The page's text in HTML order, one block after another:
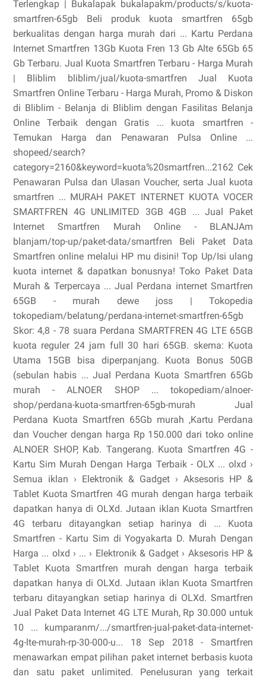
Terlengkap | Bukalapak bukalapakm/products/s/kuota-
smartfren-65gb Beli produk kuota smartfren 65gb
berkualitas dengan harga murah dari ... Kartu Perdana
Internet Smartfren 13Gb Kuota Fren 13 Gb Alte 65Gb 65
Gb Terbaru. Jual Kuota Smartfren Terbaru - Harga Murah
| Bliblim bliblim/jual/kuota-smartfren Jual Kuota
Smartfren Online Terbaru - Harga Murah, Promo & Diskon
di Bliblim - Belanja di Bliblim dengan Fasilitas Belanja
Online Terbaik dengan Gratis ... kuota smartfren -
Temukan Harga dan Penawaran Pulsa Online ...
shopeed/search?
category=2160&keyword=kuota%20smartfren...2162 Cek
Penawaran Pulsa dan Ulasan Voucher, serta Jual kuota
smartfren ... MURAH PAKET INTERNET KUOTA VOCER
SMARTFREN 4G UNLIMITED 3GB 4GB ... Jual Paket
Internet Smartfren Murah Online - BLANJAm
blanjam/top-up/paket-data/smartfren Beli Paket Data
Smartfren online melalui HP mu disini! Top Up/Isi ulang
kuota internet & dapatkan bonusnya! Toko Paket Data
Murah & Terpercaya ... Jual Perdana internet Smartfren
65GB - murah dewe joss | Tokopedia
tokopediam/belatung/perdana-internet-smartfren-65gb
Skor: 4,8 - ‎78 suara Perdana SMARTFREN 4G LTE 65GB
kuota reguler 24 jam full 30 hari 65GB. skema: Kuota
Utama 15GB bisa diperpanjang. Kuota Bonus 50GB
(sebulan habis ... Jual Perdana Kuota Smartfren 65Gb
murah - ALNOER SHOP ... tokopediam/alnoer-
shop/perdana-kuota-smartfren-65gb-murah Jual
Perdana Kuota Smartfren 65Gb murah ,Kartu Perdana
dan Voucher dengan harga Rp 150.000 dari toko online
ALNOER SHOP, Kab. Tangerang. Kuota Smartfren 4G -
Kartu Sim Murah Dengan Harga Terbaik - OLX ... olxd ›
Semua iklan › Elektronik & Gadget › Aksesoris HP &
Tablet Kuota Smartfren 4G murah dengan harga terbaik
dapatkan hanya di OLXd. Jutaan iklan Kuota Smartfren
4G terbaru ditayangkan setiap harinya di ... Kuota
Smartfren - Kartu Sim di Yogyakarta D. Murah Dengan
Harga ... olxd › ... › Elektronik & Gadget › Aksesoris HP &
Tablet Kuota Smartfren murah dengan harga terbaik
dapatkan hanya di OLXd. Jutaan iklan Kuota Smartfren
terbaru ditayangkan setiap harinya di OLXd. Smartfren
Jual Paket Data Internet 4G LTE Murah, Rp 30.000 untuk
10 ... kumparanm/.../smartfren-jual-paket-data-internet-
4g-lte-murah-rp-30-000-u... 18 Sep 2018 - Smartfren
menawarkan empat pilihan paket internet berbasis kuota
dan satu paket unlimited. Penelusuran yang terkait